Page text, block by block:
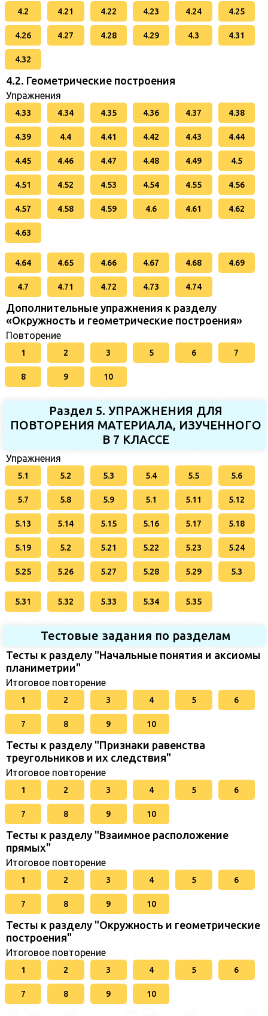
4.2 4.21 4.22 4.23 4.24 4.25
4.26 4.27 4.28 4.29 4.3 4.31
4.32
4.2. Геометрические построения
Упражнения
4.33 4.34 4.35 4.36 4.37 4.38
4.39 4.4 4.41 4.42 4.43 4.44
4.45 4.46 4.47 4.48 4.49 4.5
4.51 4.52 4.53 4.54 4.55 4.56
4.57 4.58 4.59 4.6 4.61 4.62
4.63
4.64 4.65 4.66 4.67 4.68 4.69
4.7 4.71 4.72 4.73 4.74
Дополнительные упражнения к разделу
«Окружность и геометрические построения»
Повторение
1 2 3 5 6 7
8 9 10
Раздел 5. УПРАЖНЕНИЯ ДЛЯ
ПОВТОРЕНИЯ МАТЕРИАЛА, ИЗУЧЕННОГО
В 7 КЛАССЕ
Упражнения
5.1 5.2 5.3 5.4 5.5 5.6
5.7 5.8 5.9 5.1 5.11 5.12
5.13 5.14 5.15 5.16 5.17 5.18
5.19 5.2 5.21 5.22 5.23 5.24
5.25 5.26 5.27 5.28 5.29 5.3
5.31 5.32 5.33 5.34 5.35
Тестовые задания по разделам
Тесты к разделу "Начальные понятия и аксиомы
планиметрии"
Итоговое повторение
1 2 3 4 5 6
7 8 9 10
Тесты к разделу "Признаки равенства
треугольников и их следствия"
Итоговое повторение
1 2 3 4 5 6
7 8 9 10
Тесты к разделу "Взаимное расположение
прямых"
Итоговое повторение
1 2 3 4 5 6
7 8 9 10
Тесты к разделу "Окружность и геометрические
построения"
Итоговое повторение
1 2 3 4 5 6
7 8 9 10